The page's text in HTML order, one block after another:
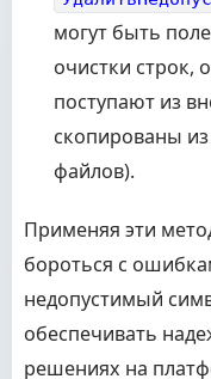
могут быть
очистки строк,
поступают из
скопированы
файлов).
Применяя эти
бороться с
недопустимый
обеспечивать
решениях на